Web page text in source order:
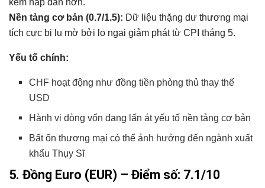
kém hấp dẫn hơn.
Nền tảng cơ bản (0.7/1.5): Dữ liệu thặng dư thương mại
tích cực bị lu mờ bởi lo ngại giảm phát từ CPI tháng 5.
Yếu tố chính:
CHF hoạt động như đồng tiền phòng thủ thay thế
USD
Hành vi dòng vốn đang lấn át yếu tố nền tảng cơ bản
Bất ổn thương mại có thể ảnh hưởng đến ngành xuất
khẩu Thụy Sĩ
5. Đồng Euro (EUR) – Điểm số: 7.1/10